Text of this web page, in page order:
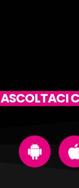
ASCOLTACI